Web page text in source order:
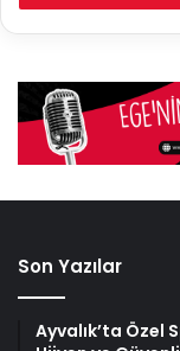
Son Yazılar
Ayvalık’ta Özel